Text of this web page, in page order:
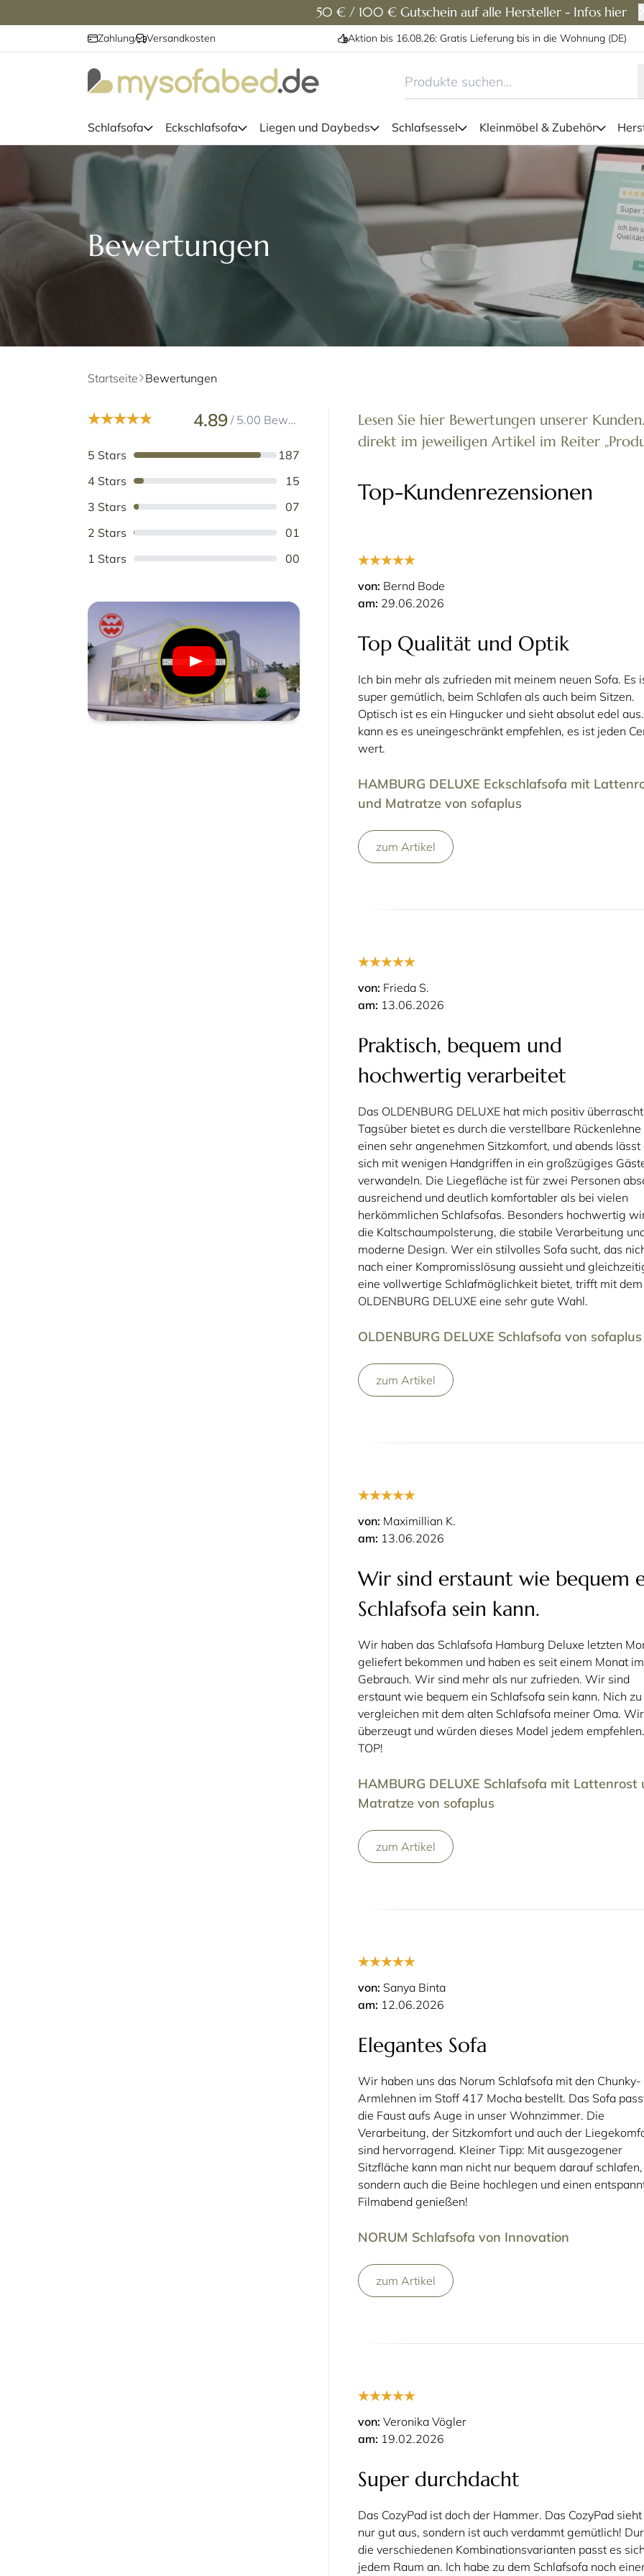
50 € / 100 € Gutschein auf alle Hersteller - Infos hier
Zahlung/ Versandkosten Aktion bis 16.08.26: Gratis Lieferung bis in die Wohnung (DE)
Schlafsofa Eckschlafsofa Liegen und Daybeds Schlafsessel Kleinmöbel & Zubehör
Bewertungen
Startseite Bewertungen
4.89 / 5.00 Bewertungen
5 Stars
187
4 Stars
15
3 Stars
07
2 Stars
01
1 Stars
00
Lesen Sie hier Bewertungen unserer
direkt im jeweiligen Artikel im Reiter
Top-Kundenrezensionen
von: Bernd Bode
am: 29.06.2026
Top Qualität und Optik
Ich bin mehr als zufrieden mit meinem neuen Sofa. Es
super gemütlich, beim Schlafen als auch beim Sitzen.
Optisch ist es ein Hingucker und sieht absolut edel
kann es es uneingeschränkt empfehlen, es ist jeden
wert.
HAMBURG DELUXE Eckschlafsofa mit
und Matratze von sofaplus
zum Artikel
von: Frieda S.
am: 13.06.2026
Praktisch, bequem und
hochwertig verarbeitet
Das OLDENBURG DELUXE hat mich positiv
Tagsüber bietet es durch die verstellbare Rückenlehne
einen sehr angenehmen Sitzkomfort, und abends lässt
sich mit wenigen Handgriffen in ein großzügiges
verwandeln. Die Liegefläche ist für zwei Personen
ausreichend und deutlich komfortabler als bei vielen
herkömmlichen Schlafsofas. Besonders hochwertig
die Kaltschaumpolsterung, die stabile Verarbeitung
moderne Design. Wer ein stilvolles Sofa sucht, das
nach einer Kompromisslösung aussieht und
eine vollwertige Schlafmöglichkeit bietet, trifft mit dem
OLDENBURG DELUXE eine sehr gute Wahl.
OLDENBURG DELUXE Schlafsofa von sofaplus
zum Artikel
von: Maximillian K.
am: 13.06.2026
Wir sind erstaunt wie bequem
Schlafsofa sein kann.
Wir haben das Schlafsofa Hamburg Deluxe letzten
geliefert bekommen und haben es seit einem Monat im
Gebrauch. Wir sind mehr als nur zufrieden. Wir sind
erstaunt wie bequem ein Schlafsofa sein kann. Nich zu
vergleichen mit dem alten Schlafsofa meiner Oma.
überzeugt und würden dieses Model jedem empfehlen.
TOP!
HAMBURG DELUXE Schlafsofa mit Lattenrost
Matratze von sofaplus
zum Artikel
von: Sanya Binta
am: 12.06.2026
Elegantes Sofa
Wir haben uns das Norum Schlafsofa mit den Chunky-
Armlehnen im Stoff 417 Mocha bestellt. Das Sofa
die Faust aufs Auge in unser Wohnzimmer. Die
Verarbeitung, der Sitzkomfort und auch der
sind hervorragend. Kleiner Tipp: Mit ausgezogener
Sitzfläche kann man nicht nur bequem darauf schlafen,
sondern auch die Beine hochlegen und einen
Filmabend genießen!
NORUM Schlafsofa von Innovation
zum Artikel
von: Veronika Vögler
am: 19.02.2026
Super durchdacht
Das CozyPad ist doch der Hammer. Das CozyPad
nur gut aus, sondern ist auch verdammt gemütlich!
die verschiedenen Kombinationsvarianten passt es
jedem Raum an. Ich habe zu dem Schlafsofa noch